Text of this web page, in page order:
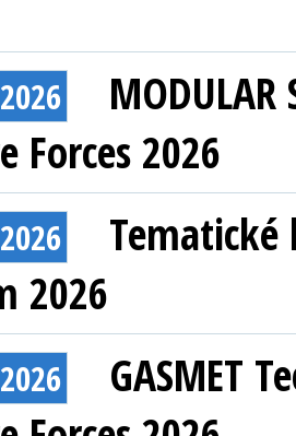
Forces 2026
Tematické
2026
GASMET